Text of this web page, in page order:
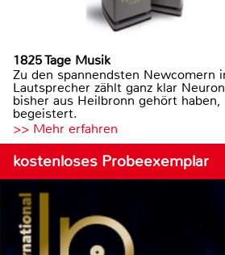
1825 Tage Musik
Zu den spannendsten Newcomern
Lautsprecher zählt ganz klar
bisher aus Heilbronn gehört
begeistert.
>> Mehr erfahren
kostenloses Probeexemplar